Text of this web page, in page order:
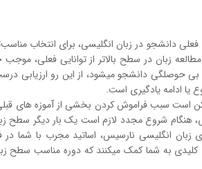
دانشجو در زبان انگلیسی، برای انتخاب
مطالعه زبان در سطح بالاتر از توانایی فعلی،
حوصلگی دانشجو میشود، از این رو ارزیابی
ادامه یادگیری است.
است سبب فراموش کردن بخشی از آموزه های
هنگام شروع مجدد لازم است یک بار دیگر سطح
زبان انگلیسی نارسیس، اساتید مجرب با شما
کلیدی به شما کمک میکنند که دوره مناسب سطح